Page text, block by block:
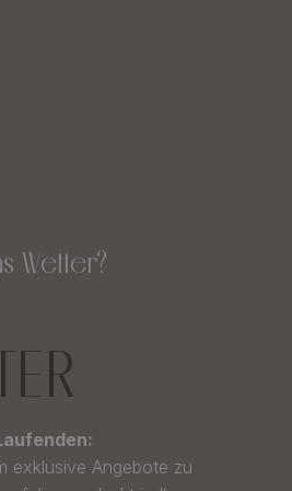
Wetter?
exklusive Angebote zu